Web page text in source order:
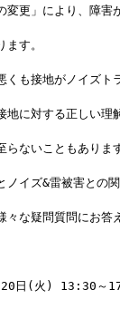
変更」により、障害
す。
も接地がノイズト
地に対する正しい理
ないこともありま
イズ&雷被害との
な疑問質問にお答
20日(火) 13:30～